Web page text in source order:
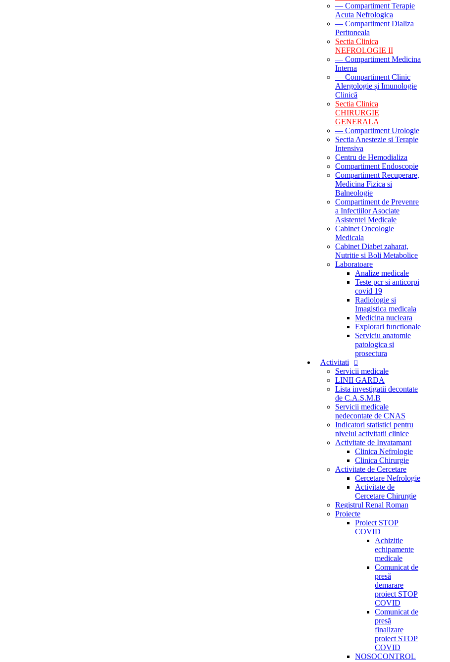
— Compartiment Terapie
Acuta Nefrologica
— Compartiment Dializa
Peritoneala
Sectia Clinica
NEFROLOGIE II
— Compartiment Medicina
Interna
— Compartiment Clinic
Alergologie și Imunologie
Clinică
Sectia Clinica
CHIRURGIE
GENERALA
— Compartiment Urologie
Sectia Anestezie si Terapie
Intensiva
Centru de Hemodializa
Compartiment Endoscopie
Compartiment Recuperare,
Medicina Fizica si
Balneologie
Compartiment de Prevenre
a Infectiilor Asociate
Asistentei Medicale
Cabinet Oncologie
Medicala
Cabinet Diabet zaharat,
Nutritie si Boli Metabolice
Laboratoare
Analize medicale
Teste pcr si anticorpi
covid 19
Radiologie si
Imagistica medicala
Medicina nucleara
Explorari functionale
Serviciu anatomie
patologica si
prosectura
Activitati
Servicii medicale
LINII GARDA
Lista investigatii decontate
de C.A.S.M.B
Servicii medicale
nedecontate de CNAS
Indicatori statistici pentru
nivelul activitatii clinice
Activitate de Invatamant
Clinica Nefrologie
Clinica Chirurgie
Activitate de Cercetare
Cercetare Nefrologie
Activitate de
Cercetare Chirurgie
Registrul Renal Roman
Proiecte
Proiect STOP
COVID
Achizitie
echipamente
medicale
Comunicat de
presă
demarare
proiect STOP
COVID
Comunicat de
presă
finalizare
proiect STOP
COVID
NOSOCONTROL